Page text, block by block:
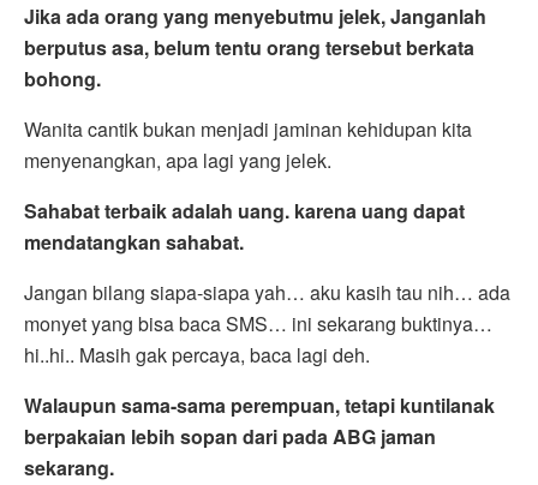
Jika ada orang yang menyebutmu jelek, Janganlah
berputus asa, belum tentu orang tersebut berkata
bohong.
Wanita cantik bukan menjadi jaminan kehidupan kita
menyenangkan, apa lagi yang jelek.
Sahabat terbaik adalah uang. karena uang dapat
mendatangkan sahabat.
Jangan bilang siapa-siapa yah… aku kasih tau nih… ada
monyet yang bisa baca SMS… ini sekarang buktinya…
hi..hi.. Masih gak percaya, baca lagi deh.
Walaupun sama-sama perempuan, tetapi kuntilanak
berpakaian lebih sopan dari pada ABG jaman
sekarang.